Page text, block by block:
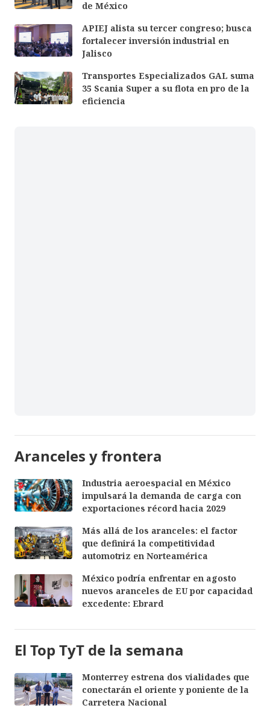
de México
APIEJ alista su tercer congreso; busca
fortalecer inversión industrial en
Jalisco
Transportes Especializados GAL suma
35 Scania Super a su flota en pro de la
eficiencia
Aranceles y frontera
Industria aeroespacial en México
impulsará la demanda de carga con
exportaciones récord hacia 2029
Más allá de los aranceles: el factor
que definirá la competitividad
automotriz en Norteamérica
México podría enfrentar en agosto
nuevos aranceles de EU por capacidad
excedente: Ebrard
El Top TyT de la semana
Monterrey estrena dos vialidades que
conectarán el oriente y poniente de la
Carretera Nacional